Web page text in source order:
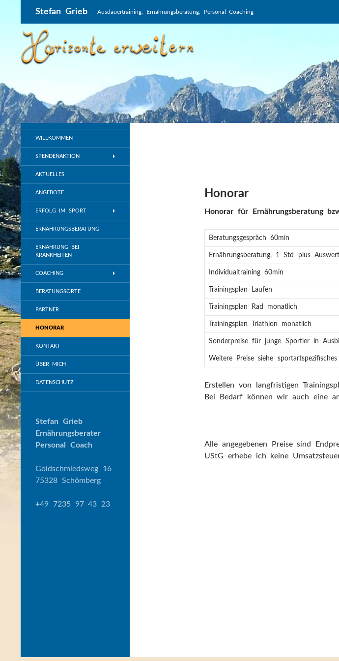
Stefan Grieb Ausdauertraining, Ernährungsberatung, Personal Coaching
WILLKOMMEN
SPENDENAKTION
AKTUELLES
ANGEBOTE
ERFOLG IM SPORT
ERNÄHRUNGSBERATUNG
ERNÄHRUNG BEI
KRANKHEITEN
COACHING
BERATUNGSORTE
PARTNER
HONORAR
KONTAKT
ÜBER MICH
DATENSCHUTZ
Stefan Grieb
Ernährungsberater
Personal Coach
Goldschmiedsweg 16
75328 Schömberg
+49 7235 97 43 23
Honorar
Honorar für Ernährungsberatung
Beratungsgespräch 60min
Ernährungsberatung, 1 Std plus
Individualtraining 60min
Trainingsplan Laufen
Trainingsplan Rad monatlich
Trainingsplan Triathlon monatlich
Sonderpreise für junge Sportler in
Weitere Preise siehe sportartspezifisches
Erstellen von langfristigen
Bei Bedarf können wir auch eine
Alle angegebenen Preise sind
UStG erhebe ich keine